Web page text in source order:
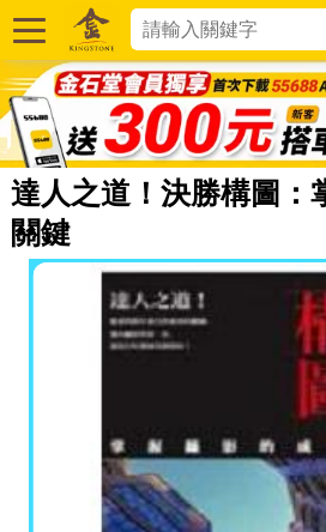
達人之道！決勝構圖：
關鍵